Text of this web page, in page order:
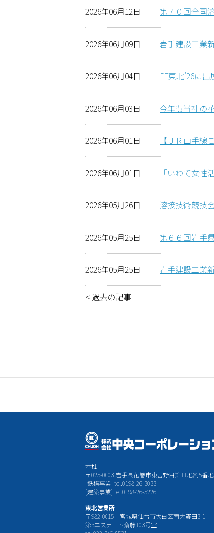
2026年06月12日 第７０回全国
2026年06月09日 岩手建設工業
2026年06月04日 EE東北’26に
2026年06月03日 今年も当社の
2026年06月01日 【ＪＲ山手線
2026年06月01日 「いわて女性
2026年05月26日 溶接技術競技
2026年05月25日 第６６回岩手
2026年05月25日 岩手建設工業
<過去の記事
本社
〒025-0003 岩手県花巻市東宮野目第11地割5番地
[鉄構事業] tel.0198-26-3033
[建築事業] tel.0198-26-5226
東北営業所
〒982-0015 宮城県仙台市太白区南大野田3-1
第3エステート斎藤103号室